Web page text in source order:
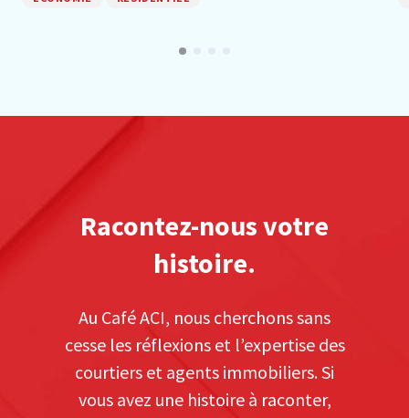
Racontez-nous votre
histoire.
Au Café ACI, nous cherchons sans
cesse les réflexions et l’expertise des
courtiers et agents immobiliers. Si
vous avez une histoire à raconter,